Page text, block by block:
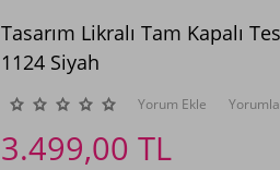
Tasarım Likralı Tam Kapalı
1124 Siyah
Yorum Ekle
3.499,00 TL